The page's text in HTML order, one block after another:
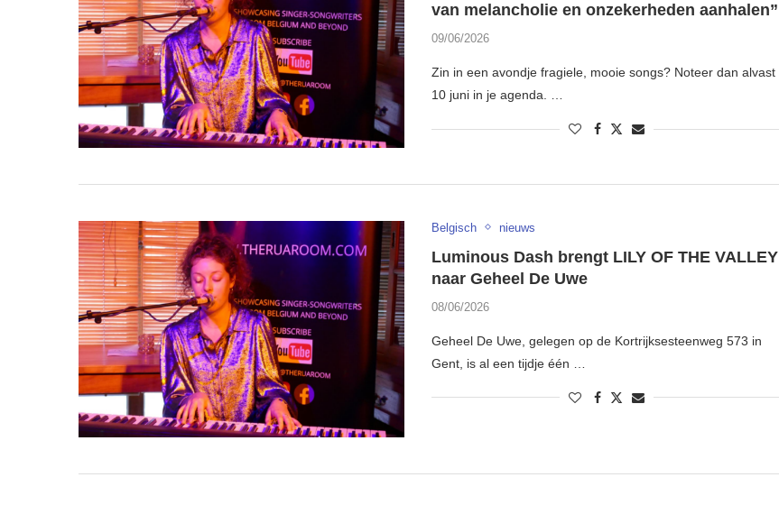
van melancholie en onzekerheden aanhalen”
09/06/2026
Zin in een avondje fragiele, mooie songs? Noteer dan alvast
10 juni in je agenda. …
Belgisch nieuws
Luminous Dash brengt LILY OF THE VALLEY
naar Geheel De Uwe
08/06/2026
Geheel De Uwe, gelegen op de Kortrijksesteenweg 573 in
Gent, is al een tijdje één …